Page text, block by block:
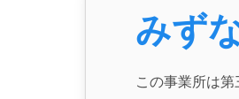
みず
この事業所は